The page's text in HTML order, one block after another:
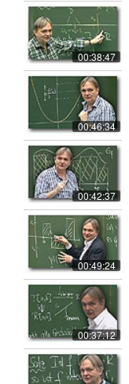
00:38:47
00:46:34
00:42:37
00:49:24
00:37:12